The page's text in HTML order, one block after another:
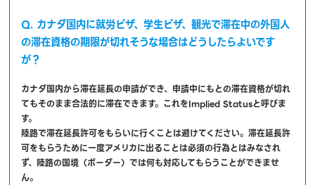
Q. カナダ国内に就労ビザ、学生ビザ、観光で滞在中の外国人
の滞在資格の期限が切れそうな場合はどうしたらよいです
が？
カナダ国内から滞在延長の申請ができ、申請中にもとの滞在資格が切れ
てもそのまま合法的に滞在できます。これをImplied Statusと呼びま
す。
陸路で滞在延長許可をもらいに行くことは避けてください。滞在延長許
可をもらうために一度アメリカに出ることは必須の行為とはみなされ
ず、陸路の国境（ボーダー）では何も対応してもらうことができませ
ん。